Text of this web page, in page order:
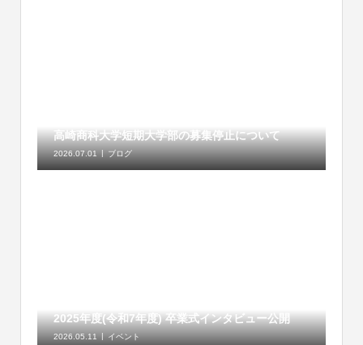
高崎商科大学短期大学部の募集停止について
2026.07.01 ブログ
2025年度(令和7年度) 卒業式インタビュー公開
2026.05.11 イベント